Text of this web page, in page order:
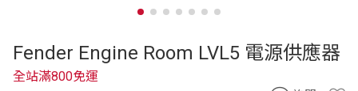
Fender Engine Room LVL5 電源供應器
全站滿800免運